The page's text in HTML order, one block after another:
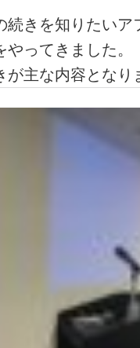
続きを知りたい
ってきました。
主な内容となり